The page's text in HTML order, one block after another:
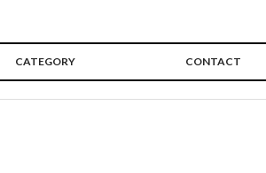
CATEGORY CONTACT